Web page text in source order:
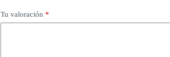
Tu valoración *